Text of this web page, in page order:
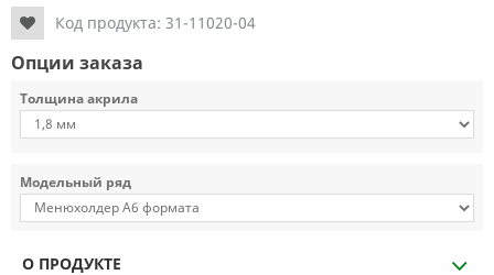
Код продукта: 31-11020-04
Опции заказа
Толщина акрила
Модельный ряд
О ПРОДУКТЕ